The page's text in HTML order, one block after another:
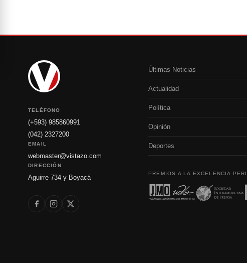
TELÉFONO
(+593) 985860991
(042) 2327200
EMAIL
webmaster@vistazo.com
DIRECCIÓN
Aguirre 734 y Boyacá
Últimas Noticias
Actualidad
Política
Opinión
Deportes
PREMIOS A LA EXCELENCIA